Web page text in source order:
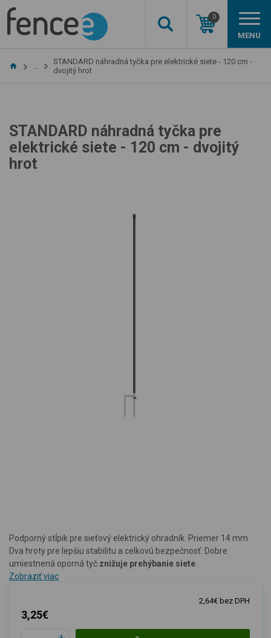
0
MENU
…
STANDARD náhradná tyčka pre elektrické siete - 120 cm -
dvojitý hrot
STANDARD náhradná tyčka pre
elektrické siete - 120 cm - dvojitý
hrot
Podporný stĺpik pre sieťový elektrický ohradník. Priemer 14 mm.
Dva hroty pre lepšiu stabilitu a celkovú bezpečnosť. Dobre
umiestnená oporná tyč znižuje prehýbanie siete
Zobraziť viac
3,25€
2,64€ bez DPH